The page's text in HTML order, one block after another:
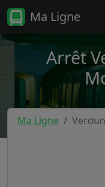
Ma Ligne
Arrêt
Ma Ligne Verdun